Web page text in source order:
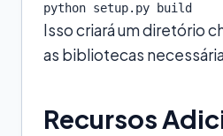
python setup.py build
Isso criará um diretório
as bibliotecas
Recursos